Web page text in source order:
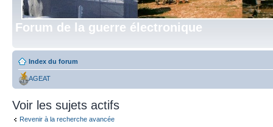
Forum de la guerre électronique
Index du forum
AGEAT
Voir les sujets actifs
Revenir à la recherche avancée